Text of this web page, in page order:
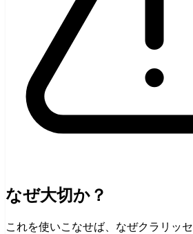
なぜ大切か？
これを使いこなせば、なぜクラリッ